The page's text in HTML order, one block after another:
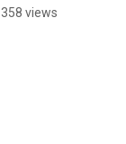
iPhone 17 Pro
358 views